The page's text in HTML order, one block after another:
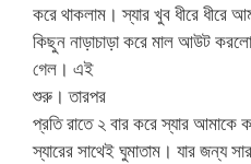
করে থাকলাম। স্যার খুব ধীরে ধীরে
কিছুন নাড়াচাড়া করে মাল আউট
গেল। এই
শুরু। তারপর
প্রতি রাতে ২ বার করে স্যার
স্যারের সাথেই ঘুমাতাম। যার জন্য